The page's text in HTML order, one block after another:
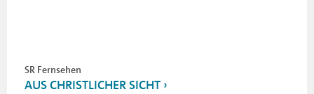
SR Fernsehen
AUS CHRISTLICHER SICHT